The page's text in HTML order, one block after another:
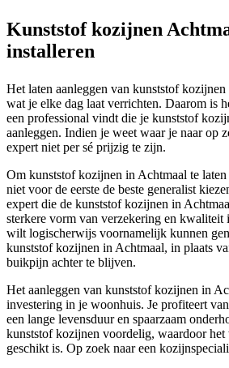
Kunststof kozijnen
installeren
Het laten aanleggen van kunststof
wat je elke dag laat verrichten. Daarom is
een professional vindt die je kunststof
aanleggen. Indien je weet waar je naar op
expert niet per sé prijzig te zijn.
Om kunststof kozijnen in Achtmaal te
niet voor de eerste de beste generalist
expert die de kunststof kozijnen in
sterkere vorm van verzekering en kwaliteit
wilt logischerwijs voornamelijk kunnen
kunststof kozijnen in Achtmaal, in plaats
buikpijn achter te blijven.
Het aanleggen van kunststof kozijnen in
investering in je woonhuis. Je profiteert
een lange levensduur en spaarzaam
kunststof kozijnen voordelig, waardoor het
geschikt is. Op zoek naar een